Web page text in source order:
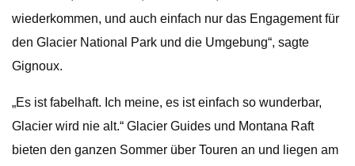
wiederkommen, und auch einfach nur das Engagement für
den Glacier National Park und die Umgebung“, sagte
Gignoux.
„Es ist fabelhaft. Ich meine, es ist einfach so wunderbar,
Glacier wird nie alt.“ Glacier Guides und Montana Raft
bieten den ganzen Sommer über Touren an und liegen am